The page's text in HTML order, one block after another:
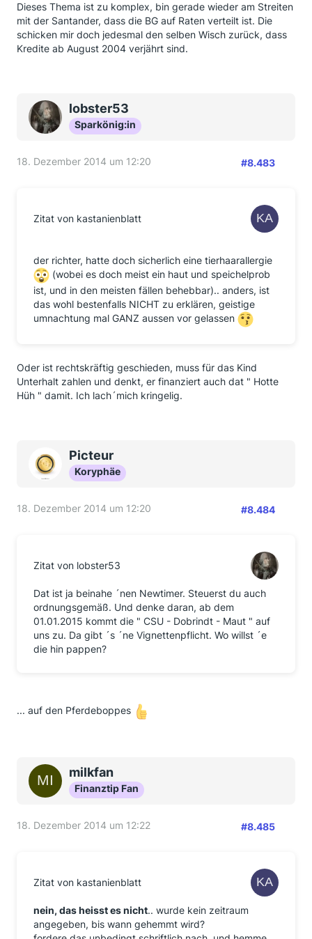
Dieses Thema ist zu komplex, bin gerade wieder am Streiten
mit der Santander, dass die BG auf Raten verteilt ist. Die
schicken mir doch jedesmal den selben Wisch zurück, dass
Kredite ab August 2004 verjährt sind.
lobster53
Sparkönig:in
18. Dezember 2014 um 12:20 #8.483
Zitat von kastanienblatt
der richter, hatte doch sicherlich eine tierhaarallergie
(wobei es doch meist ein haut und speichelprob
ist, und in den meisten fällen behebbar).. anders, ist
das wohl bestenfalls NICHT zu erklären, geistige
umnachtung mal GANZ aussen vor gelassen
Oder ist rechtskräftig geschieden, muss für das Kind
Unterhalt zahlen und denkt, er finanziert auch dat " Hotte
Hüh " damit. Ich lach´mich kringelig.
Picteur
Koryphäe
18. Dezember 2014 um 12:20 #8.484
Zitat von lobster53
Dat ist ja beinahe ´nen Newtimer. Steuerst du auch
ordnungsgemäß. Und denke daran, ab dem
01.01.2015 kommt die " CSU - Dobrindt - Maut " auf
uns zu. Da gibt ´s ´ne Vignettenpflicht. Wo willst ´e
die hin pappen?
... auf den Pferdeboppes
milkfan
Finanztip Fan
18. Dezember 2014 um 12:22 #8.485
Zitat von kastanienblatt
nein, das heisst es nicht.. wurde kein zeitraum
angegeben, bis wann gehemmt wird?